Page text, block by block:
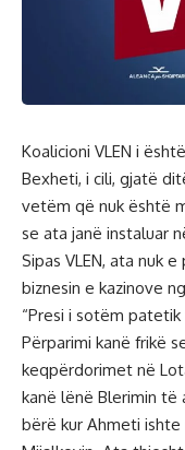
Koalicioni VLEN i
Bexheti, i cili, gjatë
vetëm që nuk është
se ata janë instaluar
Sipas VLEN, ata nuk
biznesin e kazinove
“Presi i sotëm
Përparimi kanë frikë
keqpërdorimet në
kanë lënë Blerimin të
bërë kur Ahmeti ishte